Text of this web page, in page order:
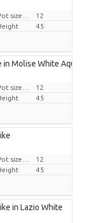
12
45
Molise White Aquo
12
45
12
45
in Lazio White